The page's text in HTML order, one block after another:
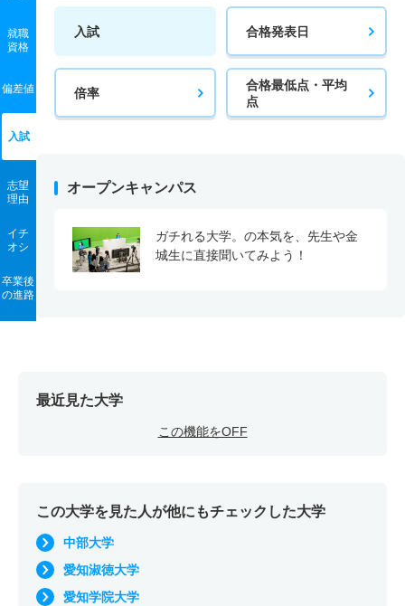
就職
資格
偏差値
入試
志望
理由
イチ
オシ
卒業後
の進路
入試 合格発表日
倍率
合格最低点・平均
点
オープンキャンパス
ガチれる大学。の本気を、先生や金
城生に直接聞いてみよう！
最近見た大学
この機能をOFF
この大学を見た人が他にもチェックした大学
中部大学
愛知淑徳大学
愛知学院大学